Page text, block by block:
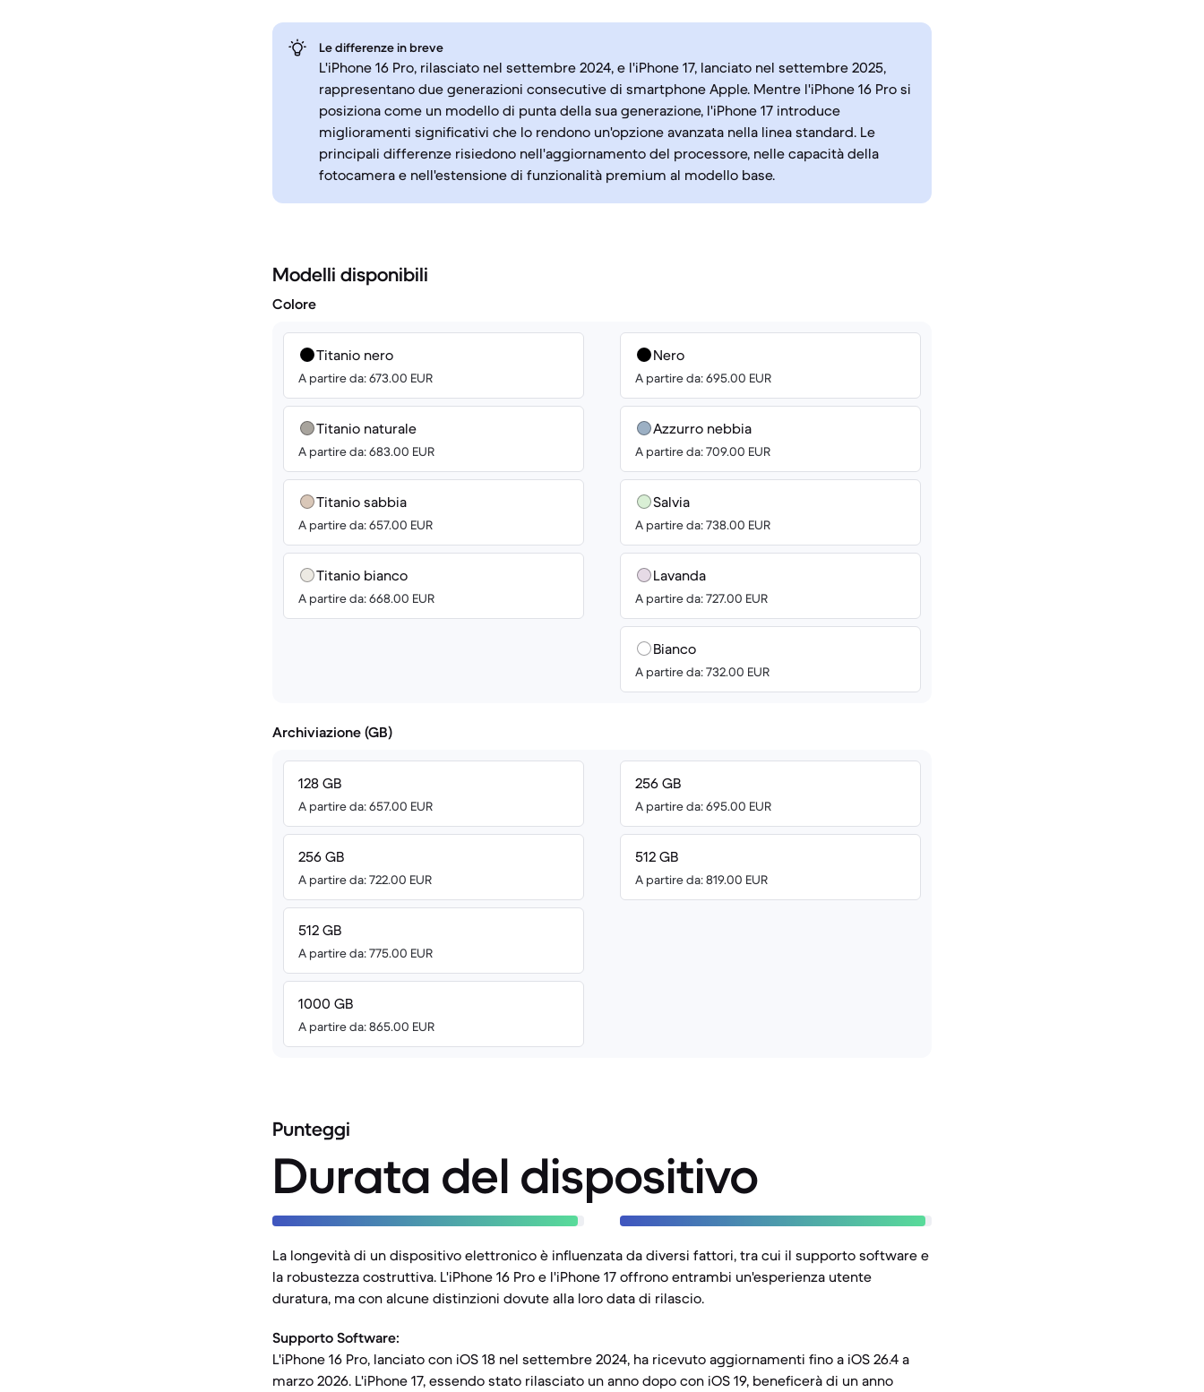
Le differenze in breve
L'iPhone 16 Pro, rilasciato nel settembre 2024, e l'iPhone 17, lanciato nel settembre 2025,
rappresentano due generazioni consecutive di smartphone Apple. Mentre l'iPhone 16 Pro si
posiziona come un modello di punta della sua generazione, l'iPhone 17 introduce
miglioramenti significativi che lo rendono un'opzione avanzata nella linea standard. Le
principali differenze risiedono nell'aggiornamento del processore, nelle capacità della
fotocamera e nell'estensione di funzionalità premium al modello base.
Modelli disponibili
Colore
Titanio nero
A partire da: 673.00 EUR
Titanio naturale
A partire da: 683.00 EUR
Titanio sabbia
A partire da: 657.00 EUR
Titanio bianco
A partire da: 668.00 EUR
Nero
A partire da: 695.00 EUR
Azzurro nebbia
A partire da: 709.00 EUR
Salvia
A partire da: 738.00 EUR
Lavanda
A partire da: 727.00 EUR
Bianco
A partire da: 732.00 EUR
Archiviazione (GB)
128 GB
A partire da: 657.00 EUR
256 GB
A partire da: 722.00 EUR
512 GB
A partire da: 775.00 EUR
1000 GB
A partire da: 865.00 EUR
256 GB
A partire da: 695.00 EUR
512 GB
A partire da: 819.00 EUR
Punteggi
Durata del dispositivo
La longevità di un dispositivo elettronico è influenzata da diversi fattori, tra cui il supporto software e
la robustezza costruttiva. L'iPhone 16 Pro e l'iPhone 17 offrono entrambi un'esperienza utente
duratura, ma con alcune distinzioni dovute alla loro data di rilascio.
Supporto Software:
L'iPhone 16 Pro, lanciato con iOS 18 nel settembre 2024, ha ricevuto aggiornamenti fino a iOS 26.4 a
marzo 2026. L'iPhone 17, essendo stato rilasciato un anno dopo con iOS 19, beneficerà di un anno